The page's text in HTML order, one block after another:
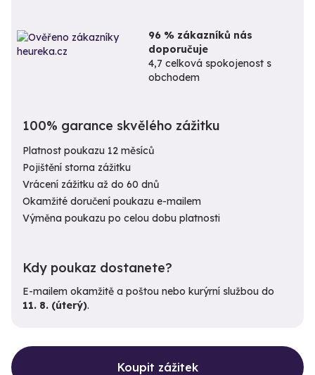
96 % zákazníků nás
doporučuje
4,7 celková spokojenost s
obchodem
100% garance skvělého zážitku
Platnost poukazu 12 měsíců
Pojištění storna zážitku
Vrácení zážitku až do 60 dnů
Okamžité doručení poukazu e-mailem
Výměna poukazu po celou dobu platnosti
Kdy poukaz dostanete?
E-mailem okamžitě a poštou nebo kurýrní službou do
11. 8. (úterý).
Koupit zážitek